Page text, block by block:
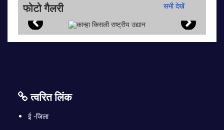
फोटो गैलरी सभी देखें
त्वरित लिंक
ई -जिला